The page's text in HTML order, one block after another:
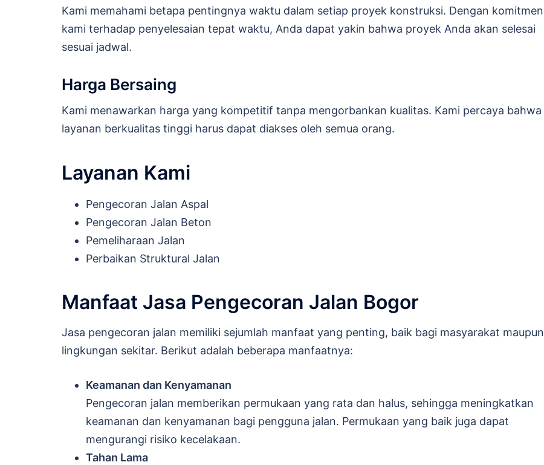
Kami memahami betapa pentingnya waktu dalam setiap proyek konstruksi. Dengan komitmen
kami terhadap penyelesaian tepat waktu, Anda dapat yakin bahwa proyek Anda akan selesai
sesuai jadwal.
Harga Bersaing
Kami menawarkan harga yang kompetitif tanpa mengorbankan kualitas. Kami percaya bahwa
layanan berkualitas tinggi harus dapat diakses oleh semua orang.
Layanan Kami
Pengecoran Jalan Aspal
Pengecoran Jalan Beton
Pemeliharaan Jalan
Perbaikan Struktural Jalan
Manfaat Jasa Pengecoran Jalan Bogor
Jasa pengecoran jalan memiliki sejumlah manfaat yang penting, baik bagi masyarakat maupun
lingkungan sekitar. Berikut adalah beberapa manfaatnya:
Keamanan dan Kenyamanan
Pengecoran jalan memberikan permukaan yang rata dan halus, sehingga meningkatkan
keamanan dan kenyamanan bagi pengguna jalan. Permukaan yang baik juga dapat
mengurangi risiko kecelakaan.
Tahan Lama